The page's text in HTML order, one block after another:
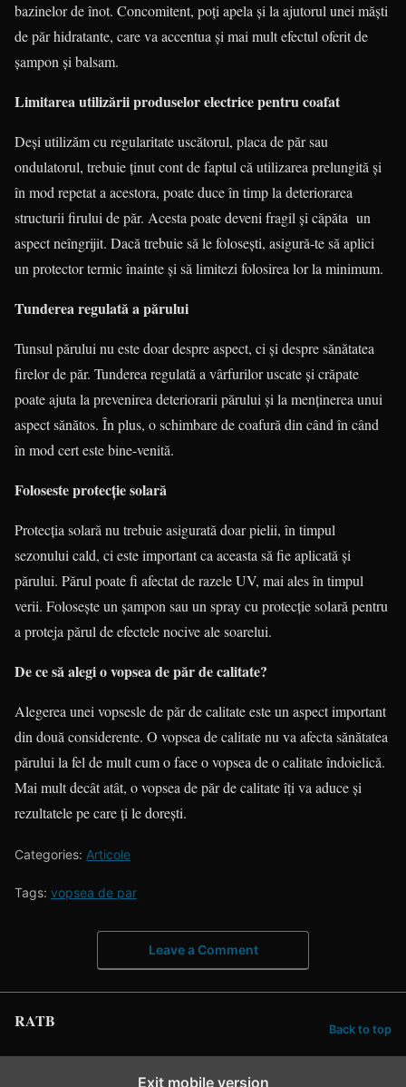
bazinelor de înot. Concomitent, poți apela și la ajutorul unei măști
de păr hidratante, care va accentua și mai mult efectul oferit de
șampon și balsam.
Limitarea utilizării produselor electrice pentru coafat
Deși utilizăm cu regularitate uscătorul, placa de păr sau
ondulatorul, trebuie ținut cont de faptul că utilizarea prelungită și
în mod repetat a acestora, poate duce în timp la deteriorarea
structurii firului de păr. Acesta poate deveni fragil și căpăta un
aspect neîngrijit. Dacă trebuie să le folosești, asigură-te să aplici
un protector termic înainte și să limitezi folosirea lor la minimum.
Tunderea regulată a părului
Tunsul părului nu este doar despre aspect, ci și despre sănătatea
firelor de păr. Tunderea regulată a vârfurilor uscate și crăpate
poate ajuta la prevenirea deteriorarii părului și la menținerea unui
aspect sănătos. În plus, o schimbare de coafură din când în când
în mod cert este bine-venită.
Foloseste protecție solară
Protecția solară nu trebuie asigurată doar pielii, în timpul
sezonului cald, ci este important ca aceasta să fie aplicată și
părului. Părul poate fi afectat de razele UV, mai ales în timpul
verii. Folosește un șampon sau un spray cu protecție solară pentru
a proteja părul de efectele nocive ale soarelui.
De ce să alegi o vopsea de păr de calitate?
Alegerea unei vopsesle de păr de calitate este un aspect important
din două considerente. O vopsea de calitate nu va afecta sănătatea
părului la fel de mult cum o face o vopsea de o calitate îndoielică.
Mai mult decât atât, o vopsea de păr de calitate îți va aduce și
rezultatele pe care ți le dorești.
Categories: Articole
Tags: vopsea de par
Leave a Comment
RATB Back to top
Exit mobile version